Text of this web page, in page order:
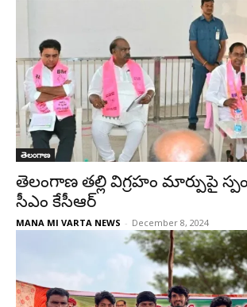
తెలంగాణ
తెలంగాణ తల్లి విగ్రహం మార్పుపై
సీఎం కేసీఆర్
MANA MI VARTA NEWS - December 8, 2024